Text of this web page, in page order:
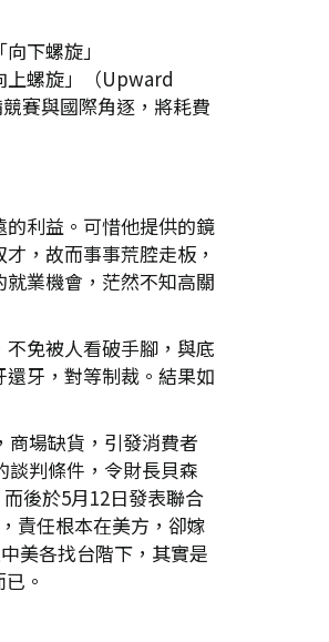
下螺旋」
上螺旋」（Upward
賽與國際角逐，將耗費
利益。可惜他提供的鏡
，故而事事荒腔走板，
業機會，茫然不知高關
免被人看破手腳，與底
牙，對等制裁。結果如
商場缺貨，引發消費者
談判條件，令財長貝森
後於5月12日發表聯合
責任根本在美方，卻嫁
美各找台階下，其實是
。